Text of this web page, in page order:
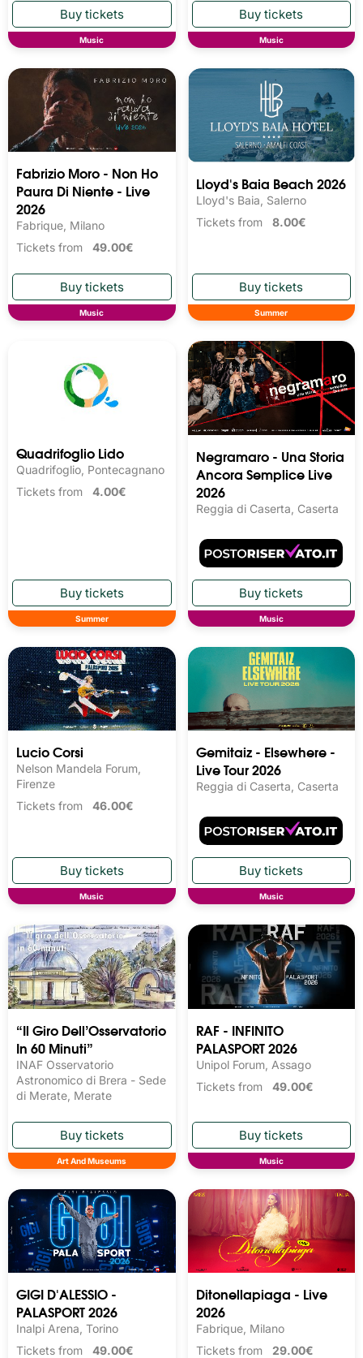
Music Music
Fabrizio Moro - Non Ho
Paura Di Niente - Live
2026
Fabrique, Milano
Tickets from 49.00€
Music
Lloyd's Baia Beach 2026
Lloyd's Baia, Salerno
Tickets from 8.00€
Summer
Quadrifoglio Lido
Quadrifoglio, Pontecagnano
Tickets from 4.00€
Summer
Negramaro - Una Storia
Ancora Semplice Live
2026
Reggia di Caserta, Caserta
Music
Lucio Corsi
Nelson Mandela Forum,
Firenze
Tickets from 46.00€
Music
Gemitaiz - Elsewhere -
Live Tour 2026
Reggia di Caserta, Caserta
Music
“Il Giro Dell’Osservatorio
In 60 Minuti”
INAF Osservatorio
Astronomico di Brera - Sede
di Merate, Merate
Art And Museums
RAF - INFINITO
PALASPORT 2026
Unipol Forum, Assago
Tickets from 49.00€
Music
GIGI D'ALESSIO -
PALASPORT 2026
Inalpi Arena, Torino
Tickets from 49.00€
Ditonellapiaga - Live
2026
Fabrique, Milano
Tickets from 29.00€